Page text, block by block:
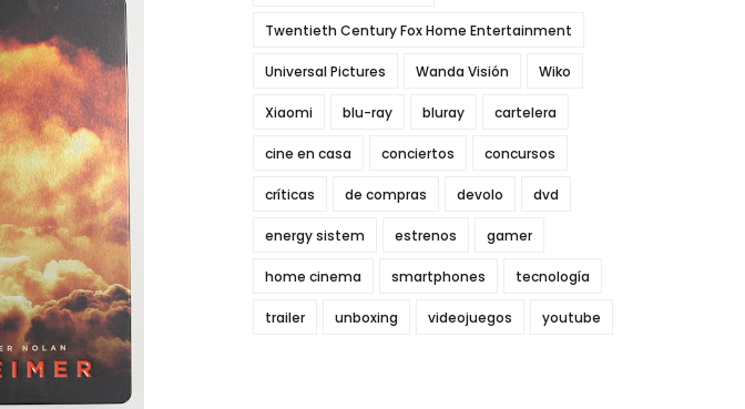
Twentieth Century Fox Home Entertainment
Universal Pictures Wanda Visión Wiko
Xiaomi blu-ray bluray cartelera
cine en casa conciertos concursos
críticas de compras devolo dvd
energy sistem estrenos gamer
home cinema smartphones tecnología
trailer unboxing videojuegos youtube